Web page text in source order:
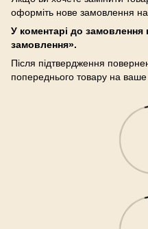
оформіть нове замовлення на
У коментарі до замовлення
замовлення».
Після підтвердження
попереднього товару на